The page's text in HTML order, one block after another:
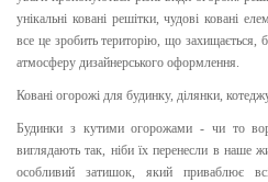
унікальні ковані решітки, чудові ковані
все це зробить територію, що захищається,
атмосферу дизайнерського оформлення.
Ковані огорожі для будинку, ділянки,
Будинки з кутими огорожами - чи то
виглядають так, ніби їх перенесли в наше
особливий затишок, який приваблює